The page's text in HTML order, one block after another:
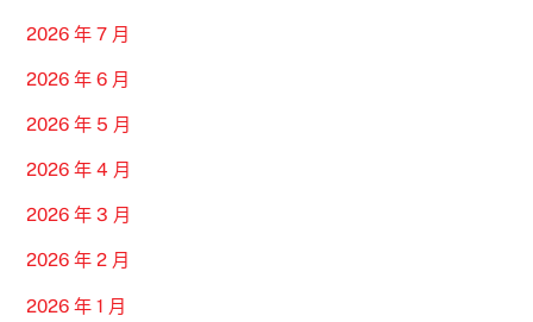
2026 年 7 月
2026 年 6 月
2026 年 5 月
2026 年 4 月
2026 年 3 月
2026 年 2 月
2026 年 1 月